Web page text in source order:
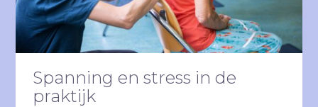
Spanning en stress in de
praktijk